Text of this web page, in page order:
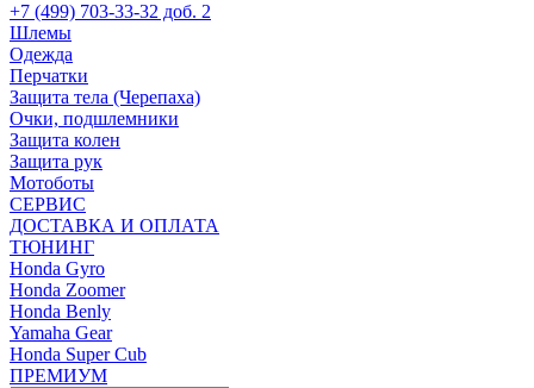
+7 (499) 703-33-32 доб. 2
Шлемы
Одежда
Перчатки
Защита тела (Черепаха)
Очки, подшлемники
Защита колен
Защита рук
Мотоботы
СЕРВИС
ДОСТАВКА И ОПЛАТА
ТЮНИНГ
Honda Gyro
Honda Zoomer
Honda Benly
Yamaha Gear
Honda Super Cub
ПРЕМИУМ